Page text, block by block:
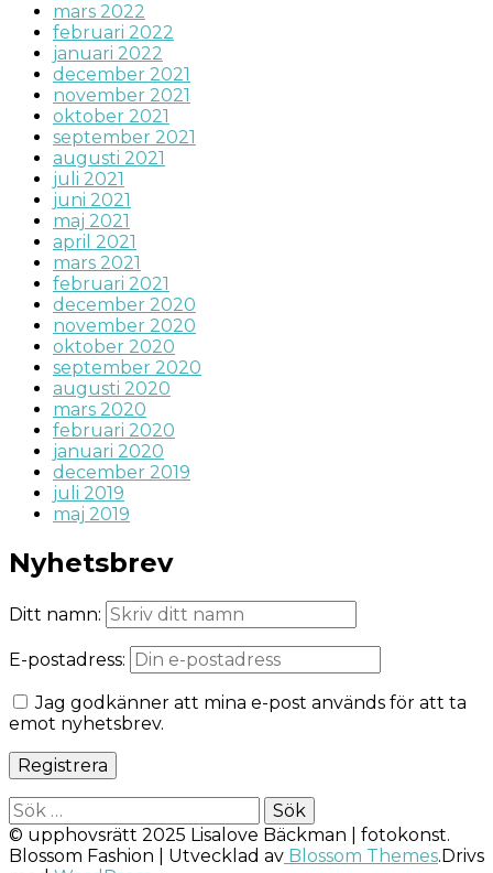
mars 2022
februari 2022
januari 2022
december 2021
november 2021
oktober 2021
september 2021
augusti 2021
juli 2021
juni 2021
maj 2021
april 2021
mars 2021
februari 2021
december 2020
november 2020
oktober 2020
september 2020
augusti 2020
mars 2020
februari 2020
januari 2020
december 2019
juli 2019
maj 2019
Nyhetsbrev
Ditt namn:
E-postadress:
Jag godkänner att mina e-post används för att ta
emot nyhetsbrev.
Sök
efter:
© upphovsrätt 2025 Lisalove Bäckman | fotokonst.
Blossom Fashion | Utvecklad av Blossom Themes.Drivs